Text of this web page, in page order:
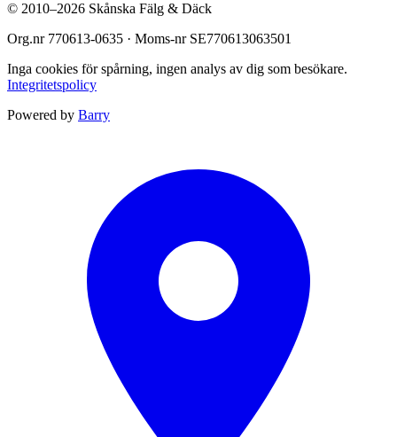
© 2010–2026 Skånska Fälg & Däck
Org.nr 770613-0635 · Moms-nr SE770613063501
Inga cookies för spårning, ingen analys av dig som besökare.
Integritetspolicy
Powered by Barry